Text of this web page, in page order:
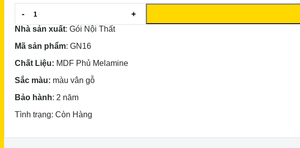
Ngủ
Bọc
Nệm
Mút
Đầu
Giường
Đại
GN16
Nhà sản xuất: Gói Nội Thất
Mã sản phẩm: GN16
Chất Liệu: MDF Phủ Melamine
Sắc màu: màu vân gỗ
Bảo hành: 2 năm
Tình trạng: Còn Hàng